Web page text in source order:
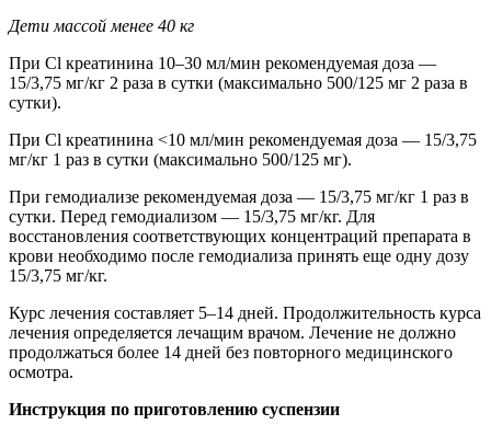
Дети массой менее 40 кг
При Cl креатинина 10–30 мл/мин рекомендуемая доза —
15/3,75 мг/кг 2 раза в сутки (максимально 500/125 мг 2 раза в
сутки).
При Cl креатинина <10 мл/мин рекомендуемая доза — 15/3,75
мг/кг 1 раз в сутки (максимально 500/125 мг).
При гемодиализе рекомендуемая доза — 15/3,75 мг/кг 1 раз в
сутки. Перед гемодиализом — 15/3,75 мг/кг. Для
восстановления соответствующих концентраций препарата в
крови необходимо после гемодиализа принять еще одну дозу
15/3,75 мг/кг.
Курс лечения составляет 5–14 дней. Продолжительность курса
лечения определяется лечащим врачом. Лечение не должно
продолжаться более 14 дней без повторного медицинского
осмотра.
Инструкция по приготовлению суспензии